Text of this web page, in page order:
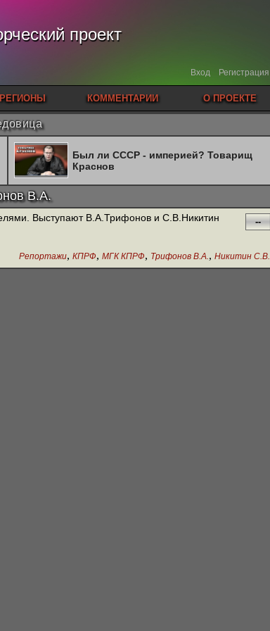
проект
Вход Регистрация
РЕГИОНЫ КОММЕНТАРИИ О ПРОЕКТЕ
Был ли СССР - империей? Товарищ
Краснов
В.А.
Выступают В.А.Трифонов и С.В.Никитин --
Репортажи, КПРФ, МГК КПРФ, Трифонов В.А., Никитин С.В.